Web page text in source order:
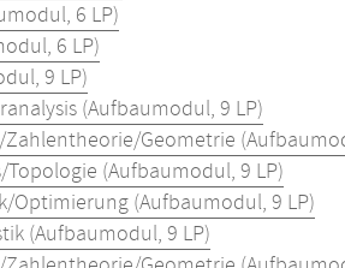
6 LP)
6 LP)
9 LP)
(Aufbaumodul, 9 LP)
Geometrie
(Aufbaumodul, 9 LP)
Optimierung (Aufbaumodul, 9 LP)
(Aufbaumodul, 9 LP)